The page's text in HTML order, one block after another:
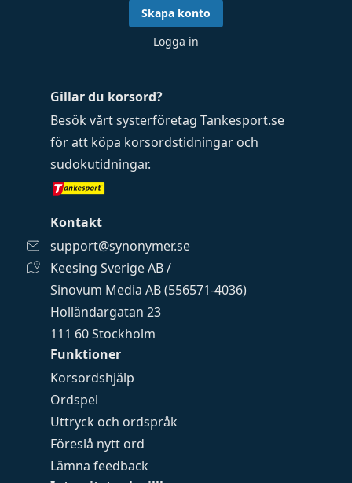
Funktioner
Korsordshjälp
Ordspel
Uttryck och ordspråk
Föreslå nytt ord
Lämna feedback
Gillar du korsord?
Besök vårt systerföretag Tankesport.se
för att köpa korsordstidningar och
sudokutidningar.
Kontakt
support@synonymer.se
Keesing Sverige AB /
Sinovum Media AB (556571-4036)
Holländargatan 23
111 60 Stockholm
Skapa konto
Logga in